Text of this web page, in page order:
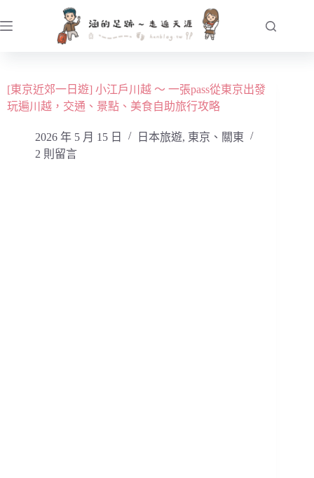
至
容[東京近郊一日遊] 小江戶川越 ～ 一張pass從東京出發
玩遍川越，交通、景點、美食自助旅行攻略
2026 年 5 月 15 日 日本旅遊, 東京、關東
2 則留言